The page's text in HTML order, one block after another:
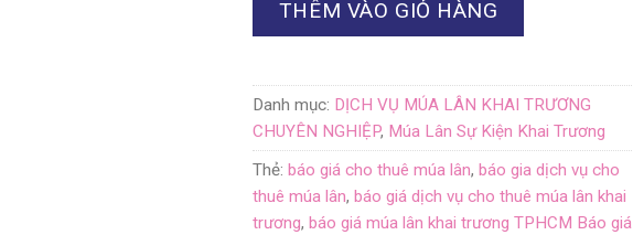
THÊM VÀO GIỎ HÀNG
Danh mục: DỊCH VỤ MÚA LÂN KHAI TRƯƠNG
CHUYÊN NGHIỆP, Múa Lân Sự Kiện Khai Trương
Thẻ: báo giá cho thuê múa lân, báo gia dịch vụ cho
thuê múa lân, báo giá dịch vụ cho thuê múa lân khai
trương, báo giá múa lân khai trương TPHCM Báo giá